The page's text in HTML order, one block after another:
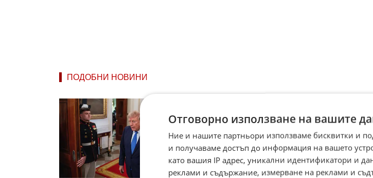
ПОДОБНИ НОВИНИ
Американският президент Доналд Тръмп каза
очаква войната с Иран да приключи скоро и
въоръжените сили на САЩ изпитват ...
днес в 07:15 ч.
Отговорно използване на вашите
Ние и нашите партньори използваме бисквитки и
и получаваме достъп до информация на вашето
като вашия IP адрес, уникални идентификатори и
реклами и съдържание, измерване на реклами и